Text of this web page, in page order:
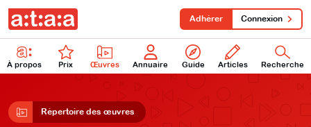
À propos Prix Œuvres Annuaire Guide Articles Recherche
Adhérer Connexion
Répertoire des œuvres